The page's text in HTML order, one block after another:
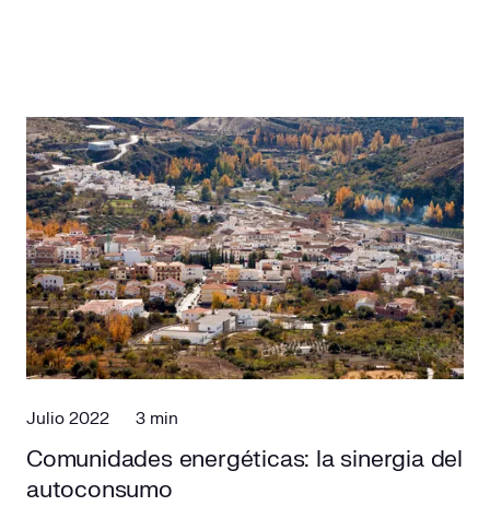
Julio 2022 3 min
Comunidades energéticas: la sinergia del
autoconsumo